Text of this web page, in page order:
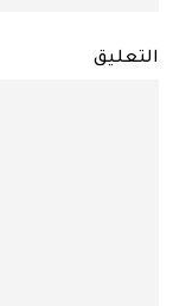
التعليق